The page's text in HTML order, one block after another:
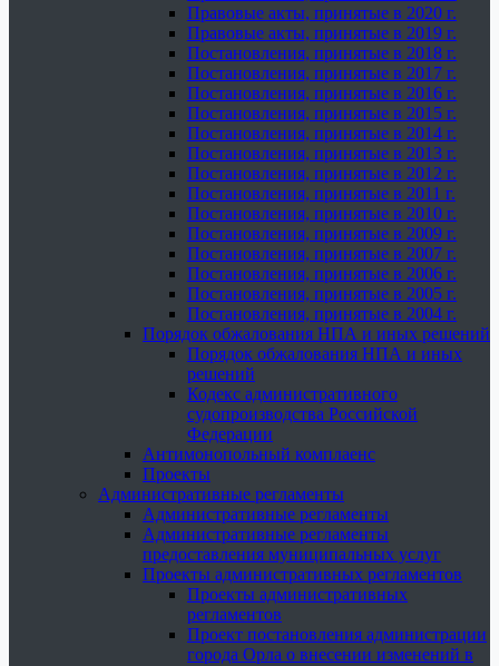
Правовые акты, принятые в 2020 г.
Правовые акты, принятые в 2019 г.
Постановления, принятые в 2018 г.
Постановления, принятые в 2017 г.
Постановления, принятые в 2016 г.
Постановления, принятые в 2015 г.
Постановления, принятые в 2014 г.
Постановления, принятые в 2013 г.
Постановления, принятые в 2012 г.
Постановления, принятые в 2011 г.
Постановления, принятые в 2010 г.
Постановления, принятые в 2009 г.
Постановления, принятые в 2007 г.
Постановления, принятые в 2006 г.
Постановления, принятые в 2005 г.
Постановления, принятые в 2004 г.
Порядок обжалования НПА и иных решений
Порядок обжалования НПА и иных
решений
Кодекс административного
судопроизводства Российской
Федерации
Антимонопольный комплаенс
Проекты
Административные регламенты
Административные регламенты
Административные регламенты
предоставления муниципальных услуг
Проекты административных регламентов
Проекты административных
регламентов
Проект постановления администрации
города Орла о внесении изменений в